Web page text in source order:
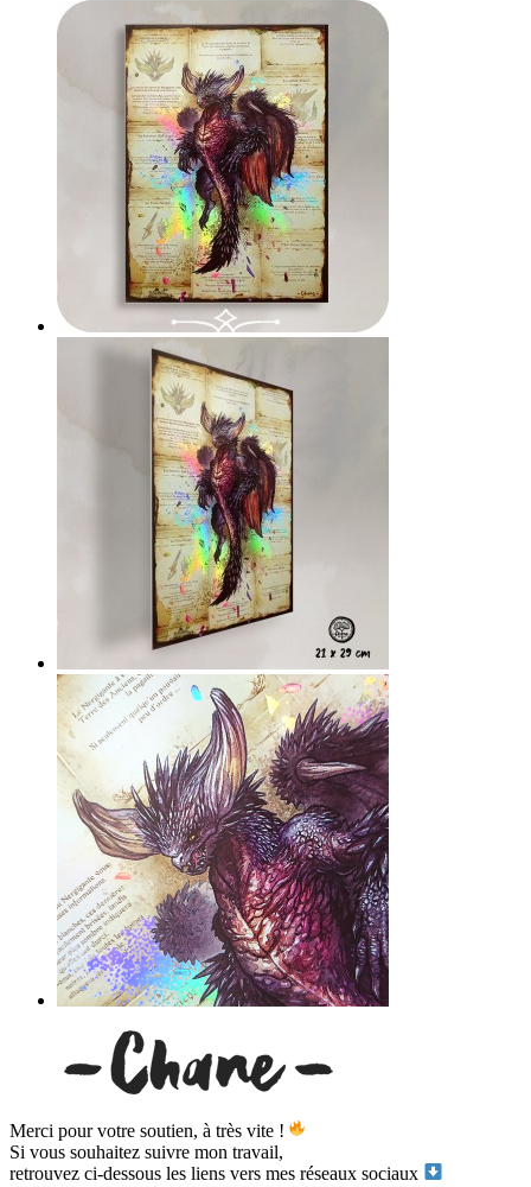
Merci pour votre soutien, à très vite !
Si vous souhaitez suivre mon travail,
retrouvez ci-dessous les liens vers mes réseaux sociaux